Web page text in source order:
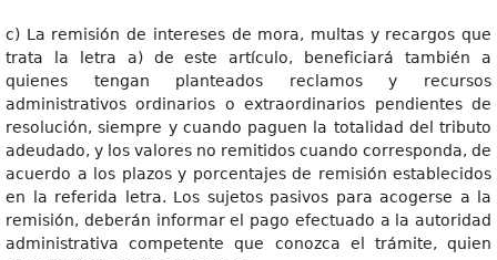
c) La remisión de intereses de mora, multas y recargos que
trata la letra a) de este artículo, beneficiará también a
quienes tengan planteados reclamos y recursos
administrativos ordinarios o extraordinarios pendientes de
resolución, siempre y cuando paguen la totalidad del tributo
adeudado, y los valores no remitidos cuando corresponda, de
acuerdo a los plazos y porcentajes de remisión establecidos
en la referida letra. Los sujetos pasivos para acogerse a la
remisión, deberán informar el pago efectuado a la autoridad
administrativa competente que conozca el trámite, quien